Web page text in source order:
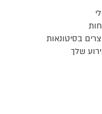
בסיטונאות
שלך